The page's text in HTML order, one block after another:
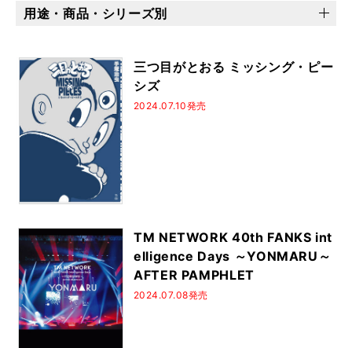
アーティスト バンドスコア
用途・商品・シリーズ別
プレミアム・セレクション
できるシリーズ
Songs magazine
ジャズ・スタンダード・バイブル・シリーズ
バンドリ！
演奏能力開発エクササイズ
DVD＆CDでよくわかる！
かんたんウクレレ
うまくなる理由ヘタな理由
Guitar magazine Archives
3年後、確実に弾ける
ひたすら弾くだけ！
シティ・ポップ
歌詞の本棚
なんちゃって
ミッシング・ピーシズ
プレイヤーズ・ブック
忌野清志郎
よくわかるシリーズ
三つ目がとおる ミッシング・ピー
シズ
2024.07.10発売
TM NETWORK 40th FANKS int
elligence Days ～YONMARU～
AFTER PAMPHLET
2024.07.08発売